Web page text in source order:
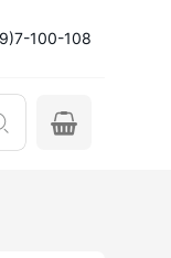
100-108